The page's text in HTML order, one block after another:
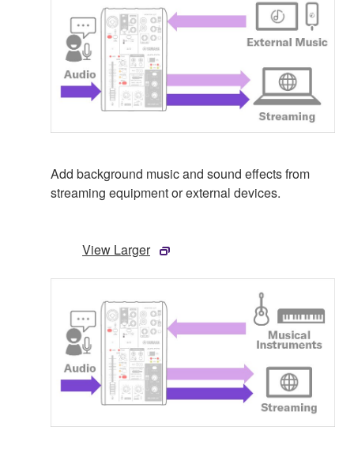
Add background music and sound effects from
streaming equipment or external devices.
View Larger